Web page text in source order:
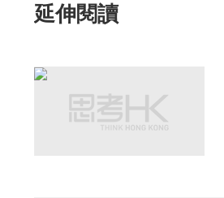
延伸閱讀